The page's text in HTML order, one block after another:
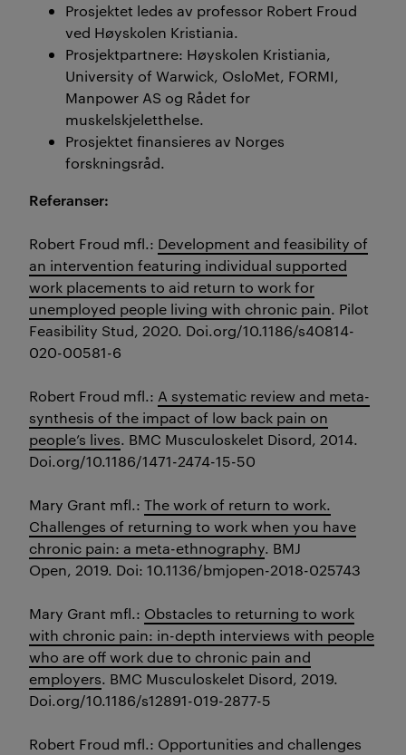
Prosjektet ledes av professor Robert Froud
ved Høyskolen Kristiania.
Prosjektpartnere: Høyskolen Kristiania,
University of Warwick, OsloMet, FORMI,
Manpower AS og Rådet for
muskelskjeletthelse.
Prosjektet finansieres av Norges
forskningsråd.
Referanser:
Robert Froud mfl.: Development and feasibility of
an intervention featuring individual supported
work placements to aid return to work for
unemployed people living with chronic pain. Pilot
Feasibility Stud, 2020. Doi.org/10.1186/s40814-
020-00581-6
Robert Froud mfl.: A systematic review and meta-
synthesis of the impact of low back pain on
people’s lives. BMC Musculoskelet Disord, 2014.
Doi.org/10.1186/1471-2474-15-50
Mary Grant mfl.: The work of return to work.
Challenges of returning to work when you have
chronic pain: a meta-ethnography. BMJ
Open, 2019. Doi: 10.1136/bmjopen-2018-025743
Mary Grant mfl.: Obstacles to returning to work
with chronic pain: in-depth interviews with people
who are off work due to chronic pain and
employers. BMC Musculoskelet Disord, 2019.
Doi.org/10.1186/s12891-019-2877-5
Robert Froud mfl.: Opportunities and challenges